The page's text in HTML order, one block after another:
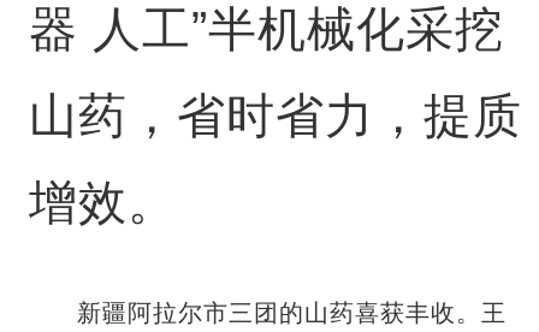
器 人工”半机械化采挖
山药，省时省力，提质
增效。
新疆阿拉尔市三团的山药喜获丰收。王